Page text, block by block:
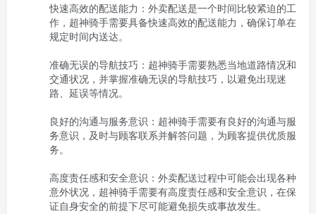
快速高效的配送能力：外卖配送是一个时间比较紧迫的工
作，超神骑手需要具备快速高效的配送能力，确保订单在
规定时间内送达。
准确无误的导航技巧：超神骑手需要熟悉当地道路情况和
交通状况，并掌握准确无误的导航技巧，以避免出现迷
路、延误等情况。
良好的沟通与服务意识：超神骑手需要有良好的沟通与服
务意识，及时与顾客联系并解答问题，为顾客提供优质服
务。
高度责任感和安全意识：外卖配送过程中可能会出现各种
意外状况，超神骑手需要有高度责任感和安全意识，在保
证自身安全的前提下尽可能避免损失或事故发生。